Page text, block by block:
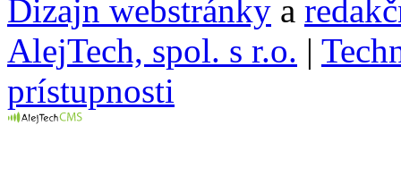
Dizajn webstránky a
AlejTech, spol. s r.o. |
prístupnosti